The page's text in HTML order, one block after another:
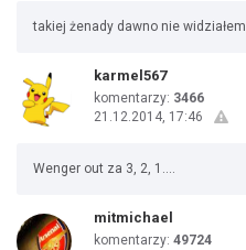
takiej żenady dawno nie widziałem
karmel567
komentarzy: 3466
21.12.2014, 17:46
Wenger out za 3, 2, 1....
mitmichael
komentarzy: 49724